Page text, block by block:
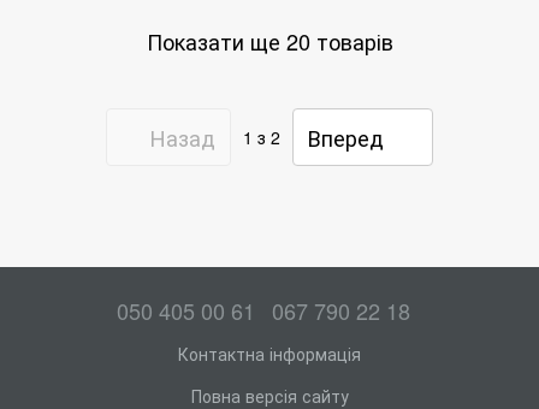
Показати ще 20 товарів
Назад 1 з 2 Вперед
050 405 00 61 067 790 22 18
Контактна інформація
Повна версія сайту